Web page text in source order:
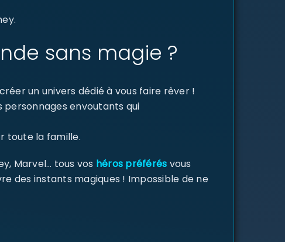
sans magie ?
un univers dédié à vous faire rêver !
envoutants qui
toute la famille.
Marvel… tous vos héros préférés vous
des instants magiques ! Impossible de ne